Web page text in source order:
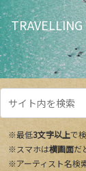
※最低3文字以上で
※スマホは横画面だ
※アーティスト名検